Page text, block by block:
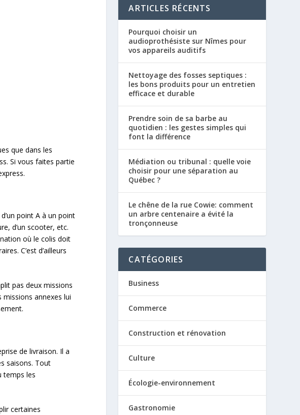
que dans les
Si vous faites partie
point A à un point
d’un scooter, etc.
où le colis doit
C’est d’ailleurs
pas deux missions
missions annexes lui
de livraison. Il a
saisons. Tout
temps les
certaines
ARTICLES RÉCENTS
Pourquoi choisir un
audioprothésiste sur Nîmes pour
vos appareils auditifs
Nettoyage des fosses septiques :
les bons produits pour un entretien
efficace et durable
Prendre soin de sa barbe au
quotidien : les gestes simples qui
font la différence
Médiation ou tribunal : quelle voie
choisir pour une séparation au
Québec ?
Le chêne de la rue Cowie: comment
un arbre centenaire a évité la
tronçonneuse
CATÉGORIES
Business
Commerce
Construction et rénovation
Culture
Écologie-environnement
Gastronomie